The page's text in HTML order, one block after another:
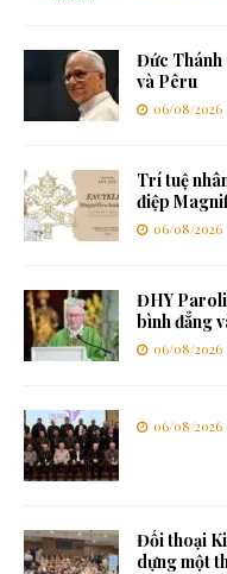
Đức Thánh
và Pêru
06/08/2026
Trí tuệ
điệp
06/08/2026
ĐHY
bình đẳng
06/08/2026
06/08/2026
Đối thoại
dựng một